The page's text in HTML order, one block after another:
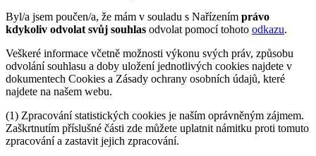
Byl/a jsem poučen/a, že mám v souladu s Nařízením právo
kdykoliv odvolat svůj souhlas odvolat pomocí tohoto odkazu.
Veškeré informace včetně možnosti výkonu svých práv, způsobu
odvolání souhlasu a doby uložení jednotlivých cookies najdete v
dokumentech Cookies a Zásady ochrany osobních údajů, které
najdete na našem webu.
(1) Zpracování statistických cookies je naším oprávněným zájmem.
Zaškrtnutím příslušné části zde můžete uplatnit námitku proti tomuto
zpracování a zastavit jejich zpracování.